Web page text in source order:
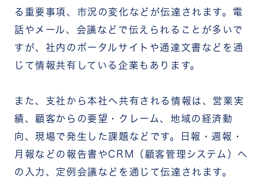
る重要事項、市況の変化などが伝達されます。電
話やメール、会議などで伝えられることが多いで
すが、社内のポータルサイトや通達文書などを通
じて情報共有している企業もあります。
また、支社から本社へ共有される情報は、営業実
績、顧客からの要望・クレーム、地域の経済動
向、現場で発生した課題などです。日報・週報・
月報などの報告書やCRM（顧客管理システム）へ
の入力、定例会議などを通じて伝達されます。